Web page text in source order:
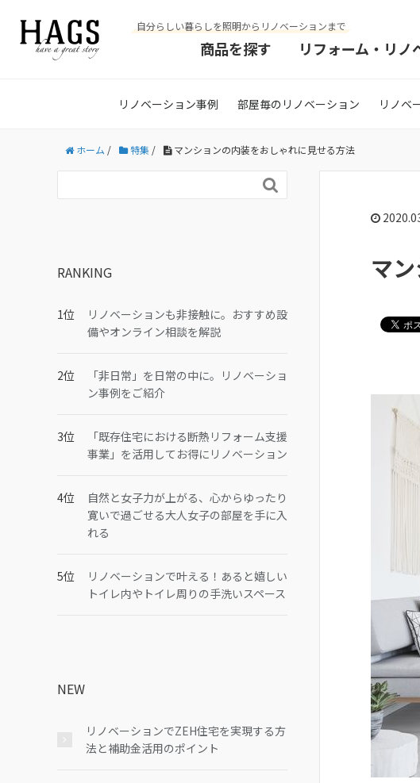
自分らしい暮らしを照明からリノベーションまで
商品を探す リフォーム・リノ
リノベーション事例 部屋毎のリノベーション リノベ
ホーム / 特集 / マンションの内装をおしゃれに見せる方法
マ

RANKING
リノベーションも非接触に。おすすめ設
備やオンライン相談を解説
「非日常」を日常の中に。リノベーショ
ン事例をご紹介
「既存住宅における断熱リフォーム支援
事業」を活用してお得にリノベーション
自然と女子力が上がる、心からゆったり
寛いで過ごせる大人女子の部屋を手に入
れる
リノベーションで叶える！あると嬉しい
トイレ内やトイレ周りの手洗いスペース
NEW
リノベーションでZEH住宅を実現する方
法と補助金活用のポイント